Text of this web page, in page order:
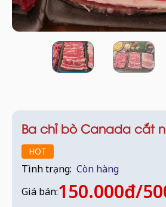
Ba chỉ bò Canada cắt
HOT
Tình trạng: Còn hàng
Giá bán:150.000đ/